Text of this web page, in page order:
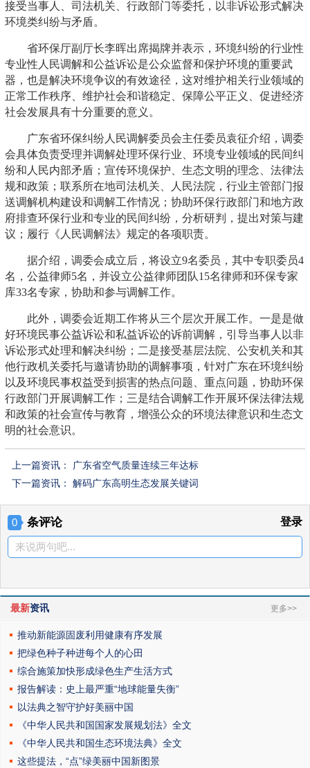
接受当事人、司法机关、行政部门等委托，以非诉讼形式解决
环境类纠纷与矛盾。
省环保厅副厅长李晖出席揭牌并表示，环境纠纷的行业性
专业性人民调解和公益诉讼是公众监督和保护环境的重要武
器，也是解决环境争议的有效途径，这对维护相关行业领域的
正常工作秩序、维护社会和谐稳定、保障公平正义、促进经济
社会发展具有十分重要的意义。
广东省环保纠纷人民调解委员会主任委员袁征介绍，调委
会具体负责受理并调解处理环保行业、环境专业领域的民间纠
纷和人民内部矛盾；宣传环境保护、生态文明的理念、法律法
规和政策；联系所在地司法机关、人民法院，行业主管部门报
送调解机构建设和调解工作情况；协助环保行政部门和地方政
府排查环保行业和专业的民间纠纷，分析研判，提出对策与建
议；履行《人民调解法》规定的各项职责。
据介绍，调委会成立后，将设立9名委员，其中专职委员4
名，公益律师5名，并设立公益律师团队15名律师和环保专家
库33名专家，协助和参与调解工作。
此外，调委会近期工作将从三个层次开展工作。一是是做
好环境民事公益诉讼和私益诉讼的诉前调解，引导当事人以非
诉讼形式处理和解决纠纷；二是接受基层法院、公安机关和其
他行政机关委托与邀请协助的调解事项，针对广东在环境纠纷
以及环境民事权益受到损害的热点问题、重点问题，协助环保
行政部门开展调解工作；三是结合调解工作开展环保法律法规
和政策的社会宣传与教育，增强公众的环境法律意识和生态文
明的社会意识。
上一篇资讯：
广东省空气质量连续三年达标
下一篇资讯： 解码广东高明生态发展关键词
0 条评论 登录
来说两句吧...
最新资讯 更多>>
推动新能源固废利用健康有序发展
把绿色种子种进每个人的心田
综合施策加快形成绿色生产生活方式
报告解读：史上最严重“地球能量失衡”
以法典之智守护好美丽中国
《中华人民共和国国家发展规划法》全文
《中华人民共和国生态环境法典》全文
这些提法，“点”绿美丽中国新图景